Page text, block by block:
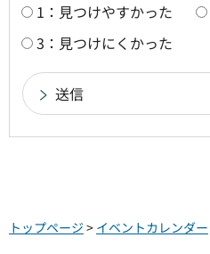
1：見つけやすかった
3：見つけにくかった
トップページ > イベントカレンダー